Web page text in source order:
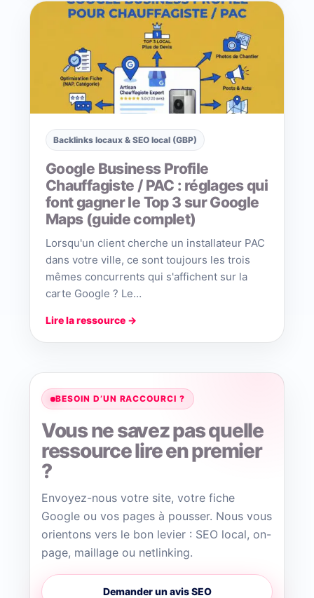
Backlinks locaux & SEO local (GBP)
Google Business Profile
Chauffagiste / PAC : réglages qui
font gagner le Top 3 sur Google
Maps (guide complet)
Lorsqu'un client cherche un installateur PAC
dans votre ville, ce sont toujours les trois
mêmes concurrents qui s'affichent sur la
carte Google ? Le…
Lire la ressource →
BESOIN D’UN RACCOURCI ?
Vous ne savez pas quelle
ressource lire en premier
?
Envoyez-nous votre site, votre fiche
Google ou vos pages à pousser. Nous vous
orientons vers le bon levier : SEO local, on-
page, maillage ou netlinking.
Demander un avis SEO